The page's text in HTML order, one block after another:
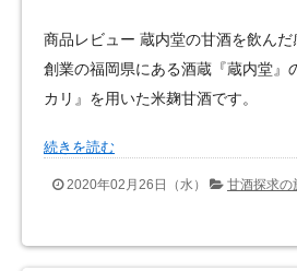
商品レビュー 蔵内堂の甘酒を飲ん
創業の福岡県にある酒蔵『蔵内堂』
カリ』を用いた米麹甘酒です。
続きを読む
2020年02月26日（水） 甘酒探求の